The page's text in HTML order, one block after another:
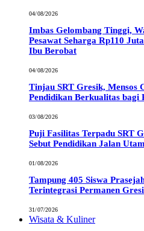
04/08/2026
Imbas Gelombang Tinggi,
Pesawat Seharga Rp110
Ibu Berobat
04/08/2026
Tinjau SRT Gresik, Mensos
Pendidikan Berkualitas
03/08/2026
Puji Fasilitas Terpadu SRT
Sebut Pendidikan Jalan
01/08/2026
Tampung 405 Siswa
Terintegrasi Permanen
31/07/2026
Wisata & Kuliner